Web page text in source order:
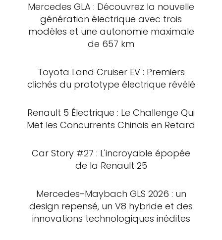
Mercedes GLA : Découvrez la nouvelle
génération électrique avec trois
modèles et une autonomie maximale
de 657 km
Toyota Land Cruiser EV : Premiers
clichés du prototype électrique révélé
Renault 5 Électrique : Le Challenge Qui
Met les Concurrents Chinois en Retard
Car Story #27 : L'incroyable épopée
de la Renault 25
Mercedes-Maybach GLS 2026 : un
design repensé, un V8 hybride et des
innovations technologiques inédites